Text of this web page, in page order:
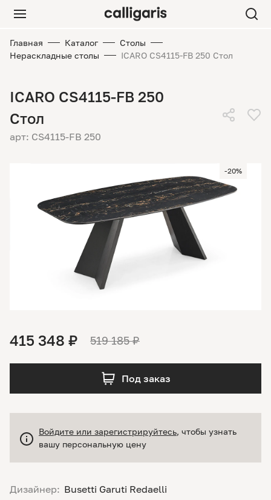
Главная Каталог
Столы
Нераскладные столы
ICARO CS4115-FB 250 Стол
ICARO CS4115-FB 250
Стол
арт: CS4115-FB 250
-20%
Дизайнер: Busetti Garuti Redaelli
Войдите или зарегистрируйтесь, чтобы узнать
вашу персональную цену
415 348 ₽ 519 185 ₽
Под заказ